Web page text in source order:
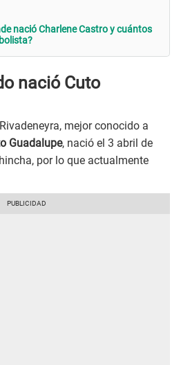
nació Charlene Castro y cuántos
nació Cuto
mejor conocido a
Guadalupe, nació el 3 abril de
por lo que actualmente